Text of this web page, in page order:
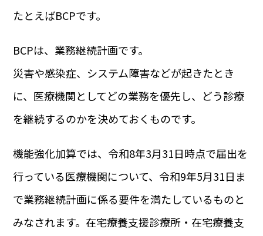
たとえばBCPです。
BCPは、業務継続計画です。
災害や感染症、システム障害などが起きたとき
に、医療機関としてどの業務を優先し、どう診療
を継続するのかを決めておくものです。
機能強化加算では、令和8年3月31日時点で届出を
行っている医療機関について、令和9年5月31日ま
で業務継続計画に係る要件を満たしているものと
みなされます。在宅療養支援診療所・在宅療養支